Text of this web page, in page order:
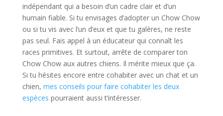
indépendant qui a besoin d’un cadre clair et d’un
humain fiable. Si tu envisages d’adopter un Chow Chow
ou si tu vis avec l’un d’eux et que tu galères, ne reste
pas seul. Fais appel à un éducateur qui connaît les
races primitives. Et surtout, arrête de comparer ton
Chow Chow aux autres chiens. Il mérite mieux que ça.
Si tu hésites encore entre cohabiter avec un chat et un
chien, mes conseils pour faire cohabiter les deux
espèces pourraient aussi t’intéresser.